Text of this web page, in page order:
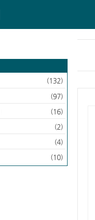
(132)
(97)
(16)
(2)
(4)
(10)